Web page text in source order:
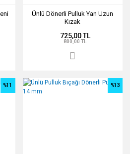
Ünlü Dönerli Pulluk Yan Uzun
Kızak
725,00 TL
800,00 TL
%11 %13